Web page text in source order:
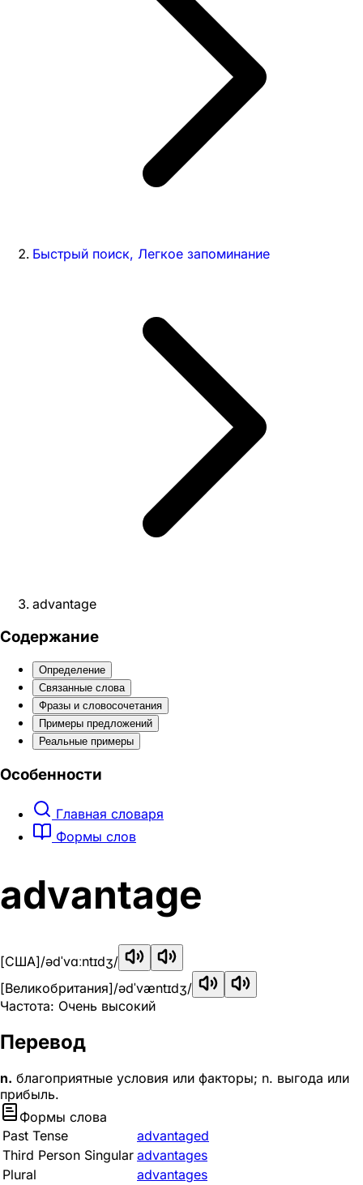
Быстрый поиск, Легкое запоминание
advantage
Содержание
Определение
Связанные слова
Фразы и словосочетания
Примеры предложений
Реальные примеры
Особенности
Главная словаря
Формы слов
advantage
[США]/ədˈvɑːntɪdʒ/
[Великобритания]/ədˈvæntɪdʒ/
Частота: Очень высокий
Перевод
n. благоприятные условия или факторы; n. выгода или
прибыль.
Формы слова
Past Tense
advantaged
Third Person Singular advantages
Plural
advantages